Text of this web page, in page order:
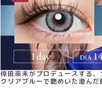
倖田來未がプロデュースする
クリアブルーで艶めいた澄ん